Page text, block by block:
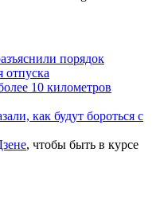
порядок
отпуска
10 километров
как будут бороться с
, чтобы быть в курсе